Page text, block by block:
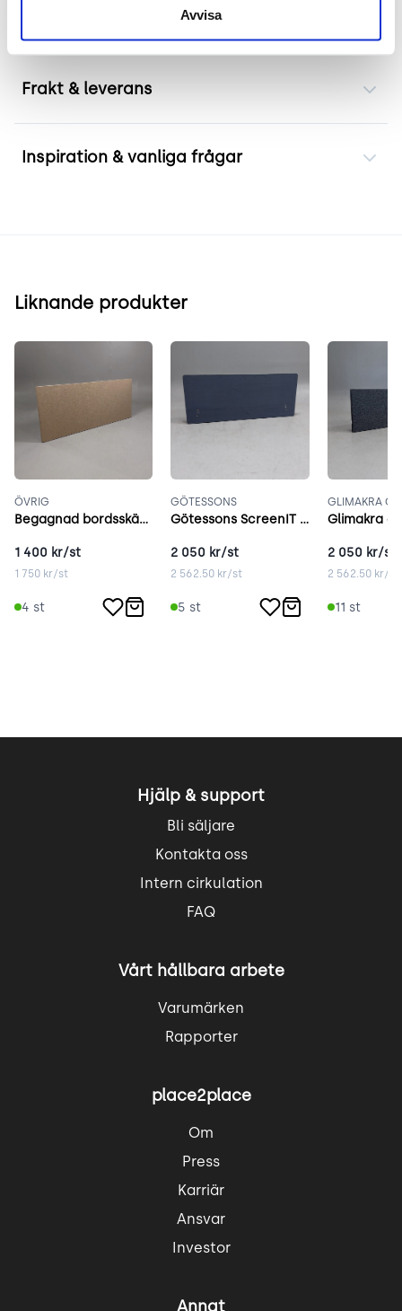
Avvisa
planlösningar eller kontorsmiljöer.
Frakt & leverans
Inspiration & vanliga frågar
Liknande produkter
ÖVRIG
Begagnad bordsskärm brun
1 400 kr/st
1 750 kr/st
4 st
GÖTESSONS
Götessons ScreenIT grå
2 050 kr/st
2 562.50 kr/st
5 st
GLIMAKRA OF
2 050 kr/st
2 562.50kr/st
11 st
Hjälp & support
Bli säljare
Kontakta oss
Intern cirkulation
FAQ
Vårt hållbara arbete
Varumärken
Rapporter
place2place
Om
Press
Karriär
Ansvar
Investor
Annat